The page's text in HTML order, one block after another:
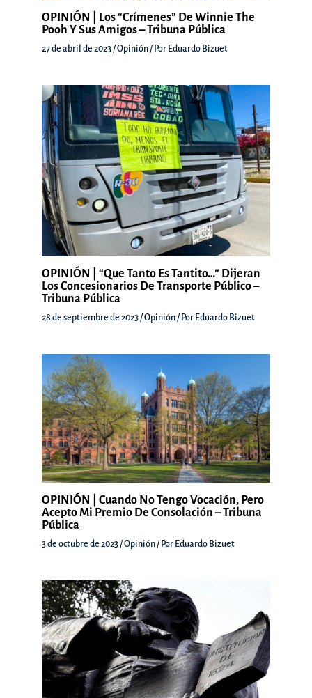
OPINIÓN | Los “crímenes” De Winnie The
Pooh Y Sus Amigos – Tribuna Pública
27 de abril de 2023/Opinión/ Por Eduardo Bizuet
OPINIÓN | “Que Tanto Es Tantito…” Dijeran
Los Concesionarios De Transporte Público –
Tribuna Pública
28 de septiembre de 2023/Opinión/ Por Eduardo Bizuet
OPINIÓN | Cuando No Tengo Vocación, Pero
Acepto Mi Premio De Consolación – Tribuna
Pública
3 de octubre de 2023 /Opinión / Por Eduardo Bizuet